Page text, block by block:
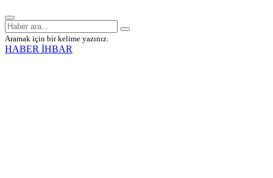
Aramak için bir kelime yazınız.
HABER İHBAR